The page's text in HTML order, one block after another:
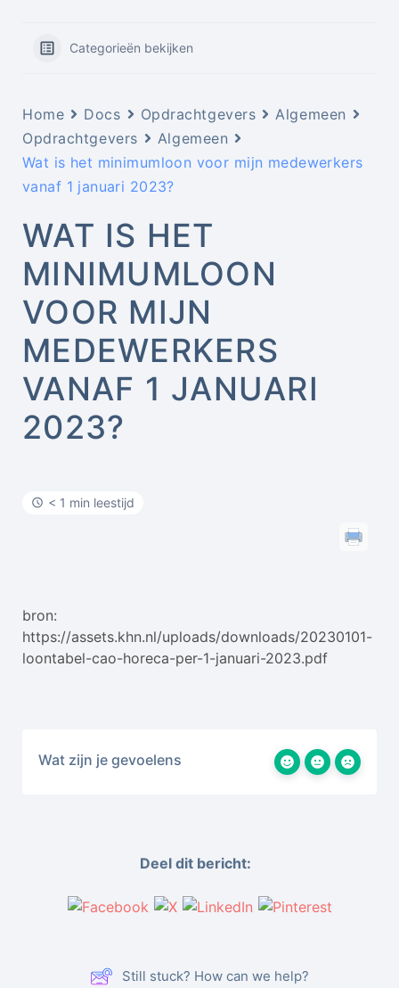
Categorieën bekijken
Home Docs Opdrachtgevers
Algemeen
Opdrachtgevers
Algemeen
Wat is het minimumloon voor mijn medewerkers
vanaf 1 januari 2023?
WAT IS HET
MINIMUMLOON
VOOR MIJN
MEDEWERKERS
VANAF 1 JANUARI
2023?
< 1 min leestijd
bron:
https://assets.khn.nl/uploads/downloads/20230101-
loontabel-cao-horeca-per-1-januari-2023.pdf
Wat zijn je gevoelens
Deel dit bericht:
Still stuck? How can we help?